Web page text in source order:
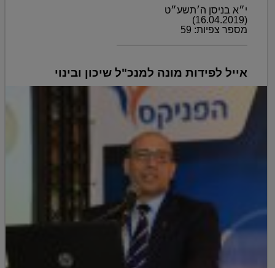
י״א בניסן ה׳תשע״ט
(16.04.2019)
מספר צפיות: 59
אייל לפידות מונה למנכ"ל שיכון ובינוי